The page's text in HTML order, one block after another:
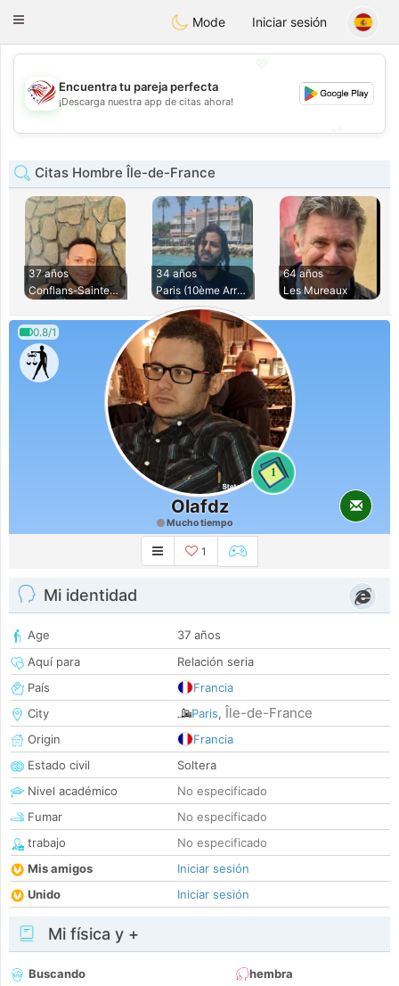
StatesDating
Toggle
Mode Iniciar sesión
💖
💕
Encuentra tu pareja perfecta
¡Descarga nuestra app de citas ahora!
Citas Hombre Île-de-France
37 años
Conflans-Sainte-Ho
34 años
Paris (10ème Arron
64 años
Les Mureaux
0.8/1
1
Olafdz
Mucho tiempo
1
Mi identidad
Age
37 años
Aquí para
Relación seria
País
Francia
City
Paris, Île-de-France
Origin
Francia
Estado civil
Soltera
Nivel académico
No especificado
Fumar
No especificado
trabajo
No especificado
Mis amigos
Iniciar sesión
Unido
Iniciar sesión
Mi física y +
Buscando
hembra